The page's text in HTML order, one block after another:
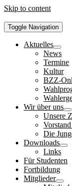
Skip to content
Toggle Navigation
Aktuelles
News
Termine
Kultur
BZZ-
Wir über uns
Unsere
Die
Downloads
Links
Für Studenten
Fortbildung
Mitglieder